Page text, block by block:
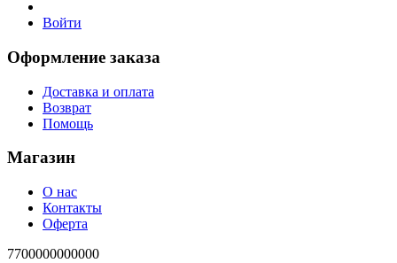
Войти
Оформление заказа
Доставка и оплата
Возврат
Помощь
Магазин
О нас
Контакты
Оферта
7700000000000